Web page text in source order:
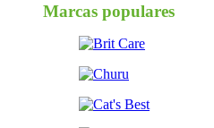
Marcas populares